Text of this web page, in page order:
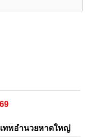
เทพอำนวยหาดใหญ่